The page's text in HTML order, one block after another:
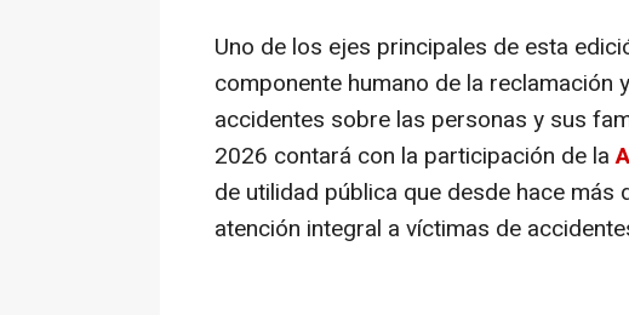
Uno de los ejes principales de esta
componente humano de la reclamación
accidentes sobre las personas y sus
2026 contará con la participación de la
de utilidad pública que desde hace
atención integral a víctimas de